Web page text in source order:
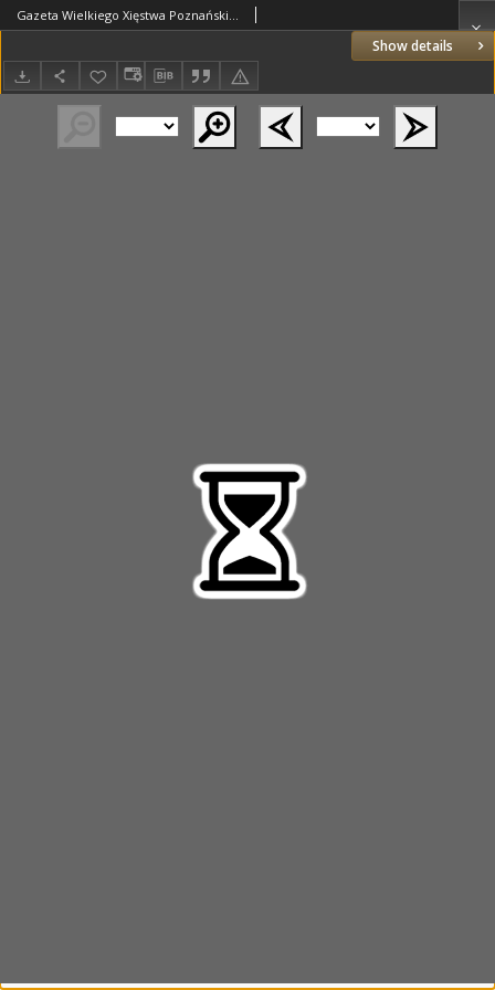
Show details
Gazeta Wielkiego Xięstwa Poznańskiego 1833.10.01 Nr229